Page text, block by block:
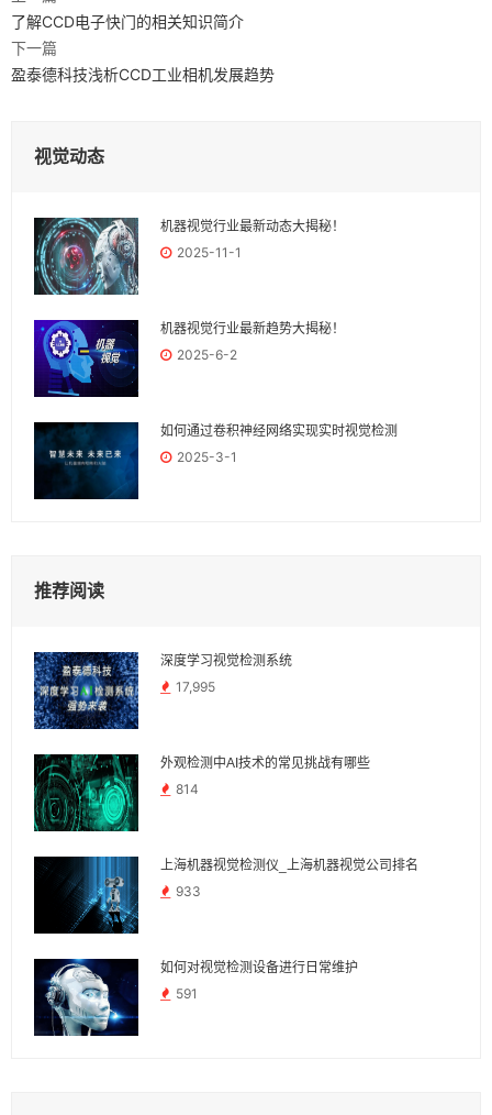
了解CCD电子快门的相关知识简介
下一篇
盈泰德科技浅析CCD工业相机发展趋势
视觉动态
机器视觉行业最新动态大揭秘！
2025-11-1
机器视觉行业最新趋势大揭秘！
2025-6-2
如何通过卷积神经网络实现实时视觉检测
2025-3-1
推荐阅读
深度学习视觉检测系统
17,995
外观检测中AI技术的常见挑战有哪些
814
上海机器视觉检测仪_上海机器视觉公司排名
933
如何对视觉检测设备进行日常维护
591